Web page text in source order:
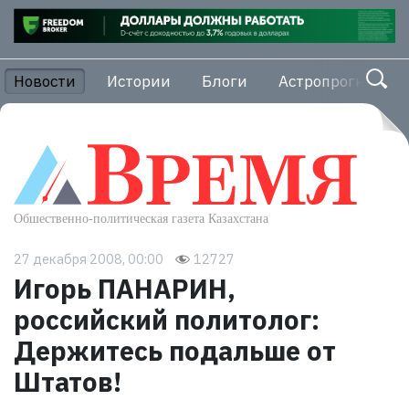
Новости Истории Блоги Астропрогноз
27 декабря 2008, 00:00 12727
Игорь ПАНАРИН,
российский политолог:
Держитесь подальше от
Штатов!